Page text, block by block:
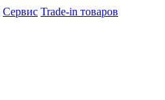
Сервис Trade-in товаров